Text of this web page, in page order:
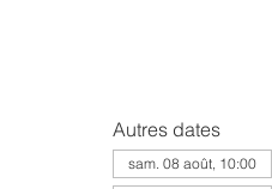
Autres dates
sam. 08 août, 10:00